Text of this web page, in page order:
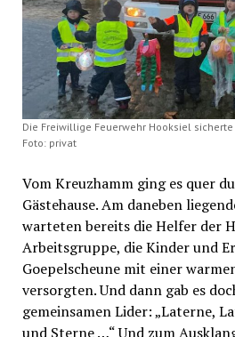
Die Freiwillige Feuerwehr Hooksiel
Foto: privat
Vom Kreuzhamm ging es quer
Gästehause. Am daneben
warteten bereits die Helfer der
Arbeitsgruppe, die Kinder und
Goepelscheune mit einer
versorgten. Und dann gab es
gemeinsamen Lider: „Laterne,
und Sterne …“ Und zum